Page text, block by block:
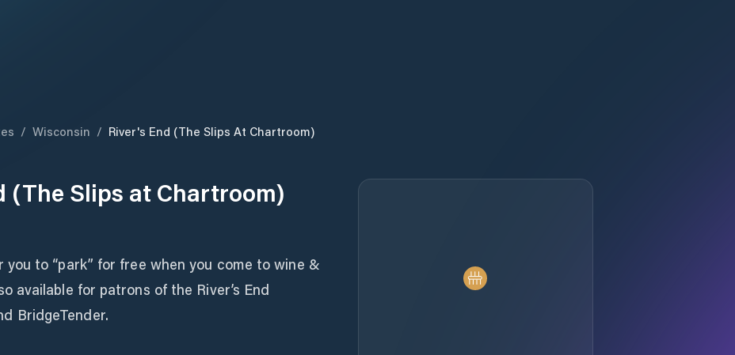
/ Wisconsin / River's End (The Slips At Chartroom)
(The Slips at Chartroom)
you to “park” for free when you come to wine &
available for patrons of the River’s End
BridgeTender.